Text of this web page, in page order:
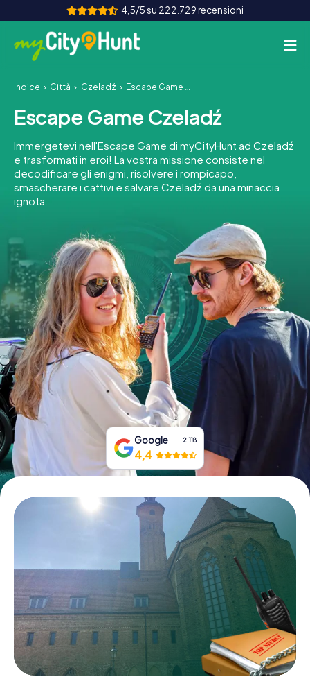
4,5/5 su 222.729 recensioni
Come funziona
Città
Tour
Team Building
INT AT CH
DE
ES
FR UK
IE
IT
NL
Prenota Biglietti
Acquista i Voucher
Indice Città Czeladź Escape Game Czeladź
Escape Game Czeladź
Immergetevi nell'Escape Game di myCityHunt ad Czeladź
e trasformati in eroi! La vostra missione consiste nel
decodificare gli enigmi, risolvere i rompicapo,
smascherare i cattivi e salvare Czeladź da una minaccia
ignota.
Google 2.118
4,4